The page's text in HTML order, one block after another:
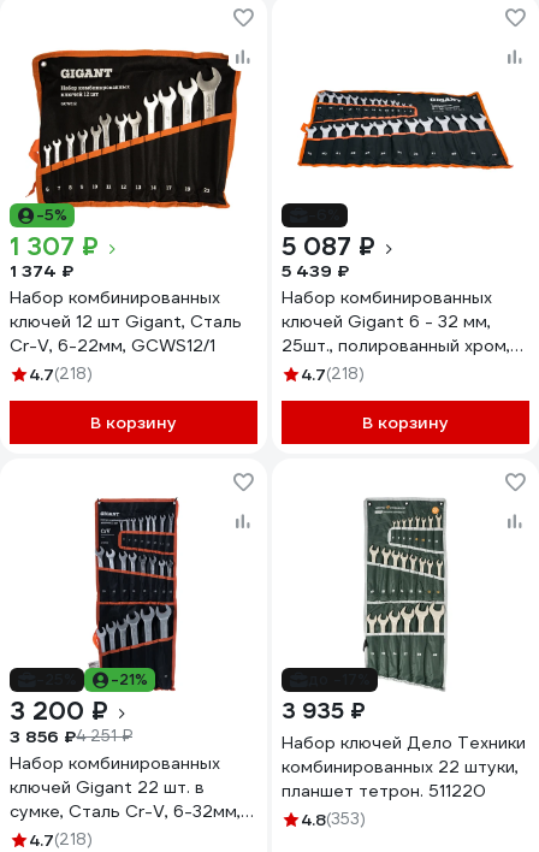
-5%
1 307 ₽
1 374 ₽
Набор комбинированных
ключей 12 шт Gigant, Сталь
Cr-V, 6-22мм, GCWS12/1
4.7(218)
В корзину
5 087 ₽
5 439 ₽
Набор комбинированных
ключей Gigant 6 - 32 мм,
25шт., полированный хром,
Сталь Cr-V, 6-32мм,
4.7(218)
В корзину
-21%
3 200 ₽
3 856 ₽4 251 ₽
Набор комбинированных
ключей Gigant 22 шт. в
сумке, Сталь Cr-V, 6-32мм,
GCWS22
4.7(218)
3 935 ₽
Набор ключей Дело Техники
комбинированных 22 штуки,
планшет тетрон. 511220
4.8(353)